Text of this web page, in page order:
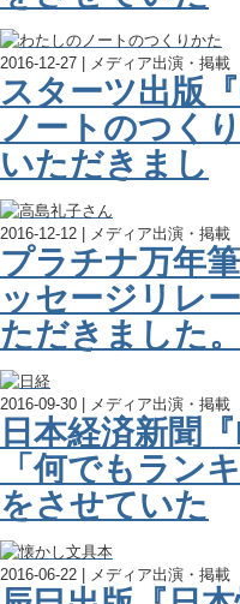
2016-12-27 | メディア出演・掲載
スターツ出版
ノートのつく
いただきまし
2016-12-12 | メディア出演・掲載
プラチナ万年
ッセージリレ
ただきました。
2016-09-30 | メディア出演・掲載
日本経済新聞
「何でもラン
をさせていた
2016-06-22 | メディア出演・掲載